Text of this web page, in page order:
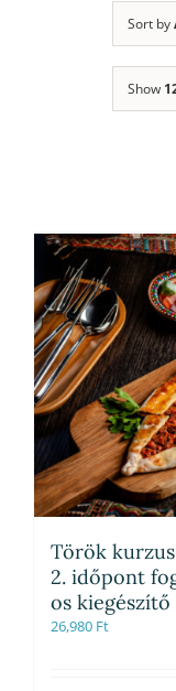
Sort by
Show
Török
2. időpont
os
26,980 Ft